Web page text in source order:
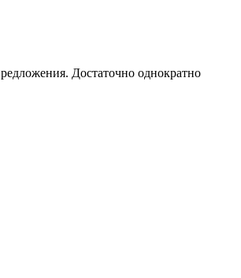
Достаточно однократно